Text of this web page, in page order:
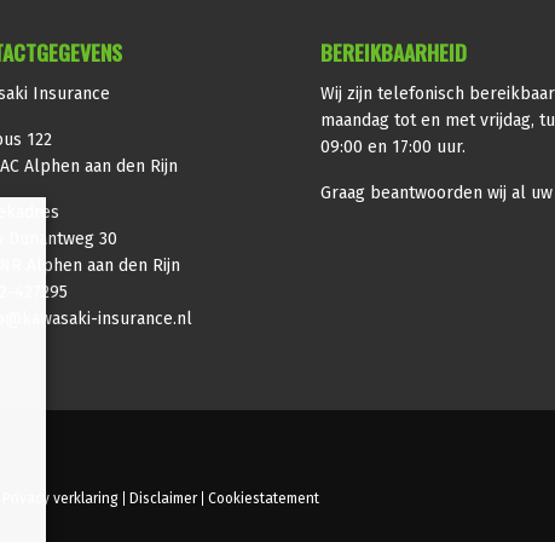
Insurance
122
Alphen aan den Rijn
Dunantweg 30
Alphen aan den Rijn
427295
insurance.nl
BEREIKBAARHEID
Wij zijn telefonisch
maandag tot en met vrijdag,
09:00 en 17:00 uur.
Graag beantwoorden wij al
Privacy verklaring Disclaimer Cookiestatement